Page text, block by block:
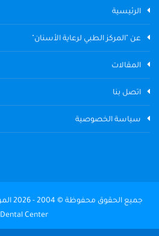
الرئيسية
عن "المركز الطبي لرعاية الأسنان"
المقالات
اتصل بنا
سياسة الخصوصية
Dental Center